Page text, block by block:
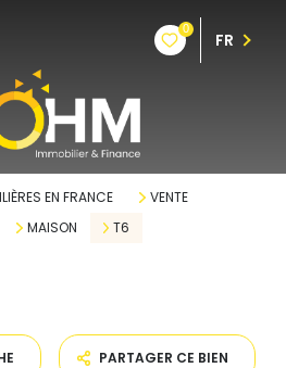
0
FR
EN FRANCE
VENTE
MAISON T6
PARTAGER CE BIEN